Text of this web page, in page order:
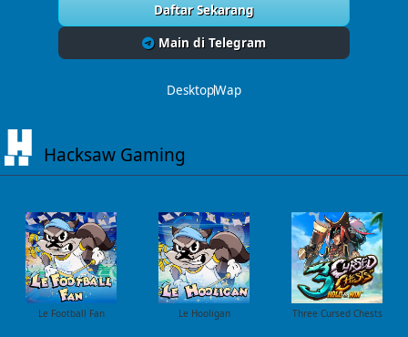
Daftar Sekarang
Main di Telegram
DesktopWap
Hacksaw Gaming
Le Football Fan Le Hooligan Three Cursed Chests